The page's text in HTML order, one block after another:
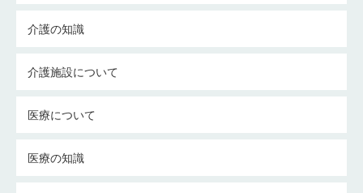
介護の知識
介護施設について
医療について
医療の知識